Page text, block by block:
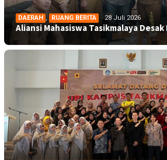
DAERAH , RUANG BERITA 28 Juli 2026
Aliansi Mahasiswa Tasikmalaya